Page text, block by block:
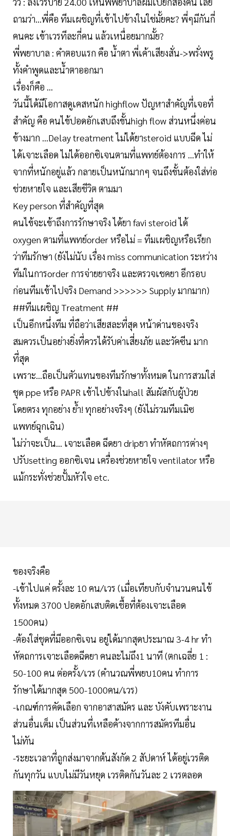
ถามว่า...พี่คือ ทีมเผชิญที่เข้าไปข้างในใช่มั้ยคะ? พี่ๆมีกันกี่
คนคะ เข้าเวรทีละกี่คน แล้วเหนื่อยมากมั้ย?
พี่พยาบาล : คำตอบแรก คือ น้ำตา พี่เค้าเสียงสั่น->พรั่งพรู
ทั้งคำพูดและน้ำตาออกมา
เรื่องก็คือ ...
วันนี้ได้มีโอกาสดูเคสหนัก highflow ปัญหาสำคัญที่เจอที่
สำคัญ คือ คนไข้ปอดอักเสบถึงขั้นhigh flow ส่วนหนึ่งค่อน
ข้างมาก …Delay treatment ไม่ได้ยาsteroid แบบฉีด ไม่
ได้เจาะเลือด ไม่ได้ออกซิเจนตามที่แพทย์ต้องการ ...ทำให้
จากที่หนักอยู่แล้ว กลายเป็นหนักมากๆ จนถึงขั้นต้องใส่ท่อ
ช่วยหายใจ และเสียชีวิต ตามมา
Key person ที่สำคัญที่สุด
คนไข้จะเข้าถึงการรักษาจริง ได้ยา favi steroid ได้
oxygen ตามที่แพทย์order หรือไม่ = ทีมเผชิญหรือเรียก
ว่าทีมรักษา (ยังไม่นับ เรื่อง miss communication ระหว่าง
ทีมในการorder การจ่ายยาจริง และตรวจเชคยา อีกรอบ
ก่อนทีมเข้าไปจริง Demand >>>>>> Supply มากมาก)
##ทีมเผชิญ Treatment ##
เป็นอีกหนึ่งทีม ที่ถือว่าเสียสละที่สุด หน้าด่านของจริง
สมควรเป็นอย่างยิ่งที่ควรได้รับค่าเสี่ยงภัย และวัคซีน มาก
ที่สุด
เพราะ...ถือเป็นตัวแทนของทีมรักษาทั้งหมด ในการสวมใส่
ชุด ppe หรือ PAPR เข้าไปข้างในhall สัมผัสกับผู้ป่วย
โดยตรง ทุกอย่าง ย้ำ! ทุกอย่างจริงๆ (ยังไม่รวมทีมเมิซ
แพทย์ฉุกเฉิน)
ไม่ว่าจะเป็น... เจาะเลือด ฉีดยา dripยา ทำหัตถการต่างๆ
ปรับsetting ออกซิเจน เครื่องช่วยหายใจ ventilator หรือ
แม้กระทั่งช่วยปั้มหัวใจ etc.
ของจริงคือ
-เข้าไปแค่ ครั้งละ 10 คน/เวร (เมื่อเทียบกับจำนวนคนไข้
ทั้งหมด 3700 ปอดอักเสบติดเชื้อที่ต้องเจาะเลือด
1500คน)
-ต้องใส่ชุดที่มีออกซิเจน อยู่ได้มากสุดประมาณ 3-4 hr ทำ
หัตถการเจาะเลือดฉีดยา คนละไม่ถึง1 นาที (ตกเฉลี่ย 1 :
50-100 คน ต่อครั้ง/เวร (คำนวณพี่พยบ10คน ทำการ
รักษาได้มากสุด 500-1000คน/เวร)
-เกณฑ์การคัดเลือก จากอาสาสมัคร และ บังคับเพราะงาน
ส่วนอื่นเต็ม เป็นส่วนที่เหลือค้างจากการสมัครทีมอื่น
ไม่ทัน
-ระยะเวลาที่ถูกส่งมาจากต้นสังกัด 2 สัปดาห์ ได้อยู่เวรติด
กันทุกวัน แบบไม่มีวันหยุด เวรติดกันวันละ 2 เวรตลอด